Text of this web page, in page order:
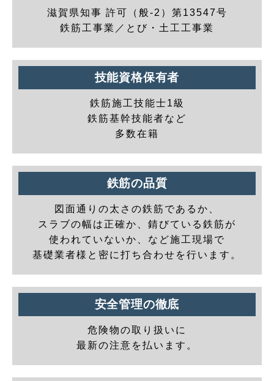
滋賀県知事 許可（般-2）第13547号
鉄筋工事業／とび・土工工事業
技能資格保有者
鉄筋施工技能士1級
鉄筋基幹技能者など
多数在籍
鉄筋の品質
図面通りの太さの鉄筋であるか、
スラブの幅は正確か、錆びている鉄筋が
使われていないか、など施工現場で
基礎業者様と密に打ち合わせを行います。
安全管理の徹底
危険物の取り扱いに
最新の注意を払います。